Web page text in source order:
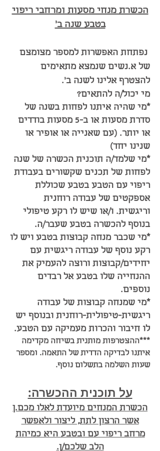
הכשרת מנחי מסעות ומרחבי ריפוי
בטבע שנה ב'
נפתחת האפשרות למספר מצומצם
של א.נשים שנמצא מתאימים
להצטרף אלינו לשנה ב'.
מי יכול/ה להתאים?
*מי שהיה איתנו לפחות בשנה של
סדרת מסעות או ב-5 מסעות בודדים
או יותר. (עם שאנייה או אופיר או
שנינו יחד)
*מי שלמד/ה תוכנית הכשרה של שנה
לפחות של תכנים שקשורים בעבודת
ריפוי עם הטבע בטבע שכוללת
אספקטים של עבודה רוחנית
וריגשית. ו/או שיש לו רקע טיפולי
בנוסף להכשרה בטבע שעבר/ה.
*מי שכבר מנחה קבוצות בטבע ויש לו
רקע נוסף של עבודה ריגשית עם
יחידים/קבוצות ורוצה להעמיק את
ההנחייה שלו בטבע אל רבדים
נוספים.
*מי שמנחה קבוצות של עבודה
ריגשית-טיפולית-רוחנית ובנוסף יש
לו חיבור והכרות מעמיקה עם הטבע.
***ההצטרפות מותנית בשיחה מקדימה
איתנו לבדיקה הדדית של התאמה. ומספר
שעות השלמה בתשלום נוסף.
על תוכנית ההכשרה:
הכשרת המנחים מיועדת לאלו מכם.ן
אשר הרצון לתת, ליצור ולאפשר
מרחב ריפוי עם ובטבע היא כמיהת
הלב שלכם/ן.